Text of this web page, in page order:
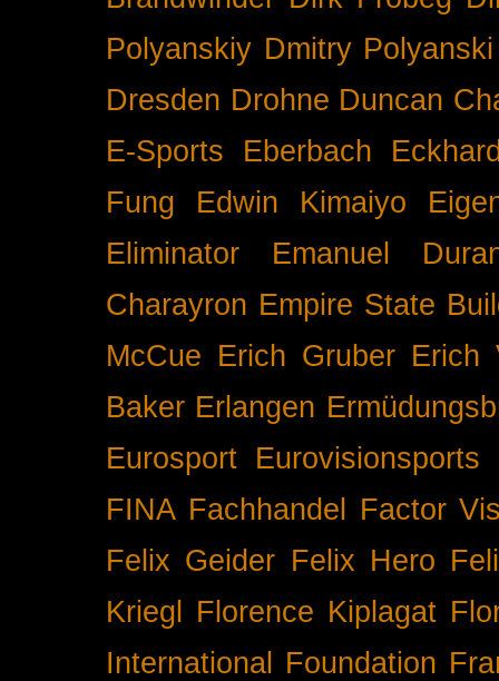
Polyanskiy Dmitry Polyanski
Dresden Drohne Duncan
E-Sports
Eberbach
Fung
Edwin Kimaiyo
Eliminator
Emanuel
Charayron Empire State
McCue Erich Gruber Erich
Baker Erlangen
Eurosport Eurovisionsports
FINA Fachhandel
Factor
Felix Geider Felix Hero
Kriegl
Florence Kiplagat
International
Foundation